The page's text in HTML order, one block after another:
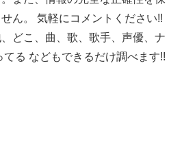
ん。 気軽にコメントください!!
どこ、曲、歌、歌手、声優、ナ
てる などもできるだけ調べます!!